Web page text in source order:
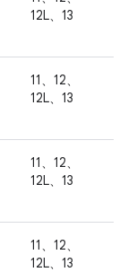
12L、13
11、12、
12L、13
11、12、
12L、13
11、12、
12L、13